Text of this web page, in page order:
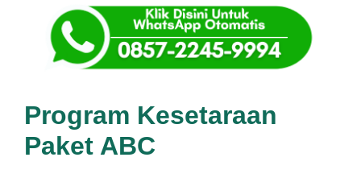
Program Kesetaraan
Paket ABC